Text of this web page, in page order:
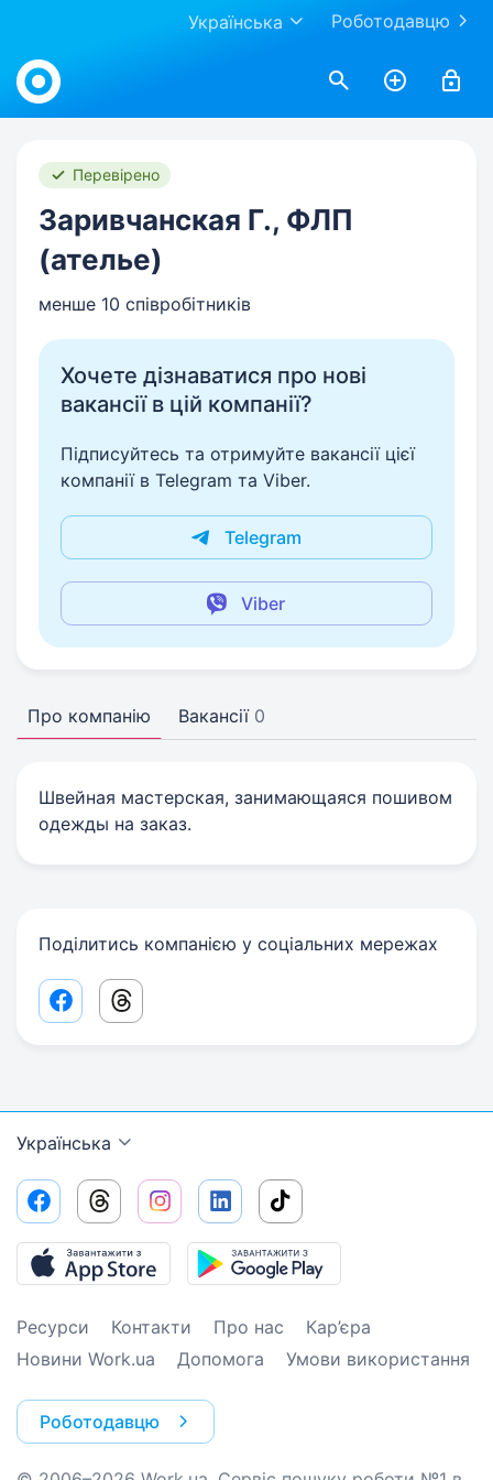
Роботодавцю
Українська
Work.ua
Перевірено
Заривчанская Г., ФЛП
(ателье)
менше 10 співробітників
Хочете дізнаватися про нові
вакансії в цій компанії?
Підписуйтесь та отримуйте вакансії цієї
компанії в Telegram та Viber.
Telegram
Viber
Про компанію Вакансії 0
Швейная мастерская, занимающаяся пошивом
одежды на заказ.
Поділитись компанією у соціальних мережах
Facebook share link
Threads share link
Українська
Ресурси Контакти Про нас
Кар’єра
Новини Work.ua
Допомога Умови використання
Роботодавцю